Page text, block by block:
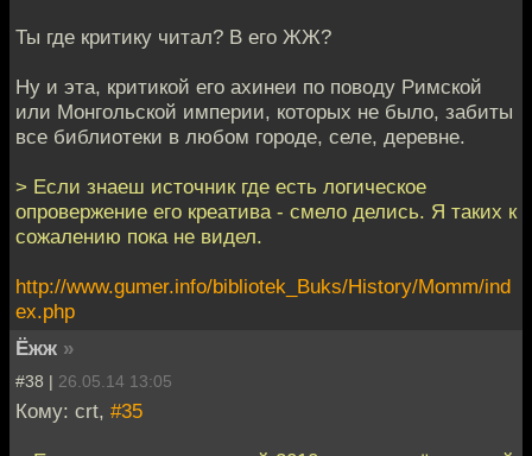
Ты где критику читал? В его ЖЖ?
Ну и эта, критикой его ахинеи по поводу Римской
или Монгольской империи, которых не было, забиты
все библиотеки в любом городе, селе, деревне.
> Если знаеш источник где есть логическое
опровержение его креатива - смело делись. Я таких к
сожалению пока не видел.
http://www.gumer.info/bibliotek_Buks/History/Momm/ind
ex.php
Ёжж »
#38 | 26.05.14 13:05
Кому: crt, #35